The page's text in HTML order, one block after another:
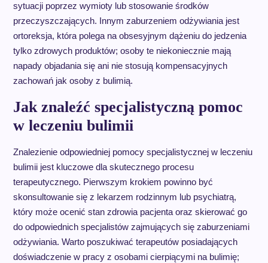
sytuacji poprzez wymioty lub stosowanie środków
przeczyszczających. Innym zaburzeniem odżywiania jest
ortoreksja, która polega na obsesyjnym dążeniu do jedzenia
tylko zdrowych produktów; osoby te niekoniecznie mają
napady objadania się ani nie stosują kompensacyjnych
zachowań jak osoby z bulimią.
Jak znaleźć specjalistyczną pomoc
w leczeniu bulimii
Znalezienie odpowiedniej pomocy specjalistycznej w leczeniu
bulimii jest kluczowe dla skutecznego procesu
terapeutycznego. Pierwszym krokiem powinno być
skonsultowanie się z lekarzem rodzinnym lub psychiatrą,
który może ocenić stan zdrowia pacjenta oraz skierować go
do odpowiednich specjalistów zajmujących się zaburzeniami
odżywiania. Warto poszukiwać terapeutów posiadających
doświadczenie w pracy z osobami cierpiącymi na bulimię;